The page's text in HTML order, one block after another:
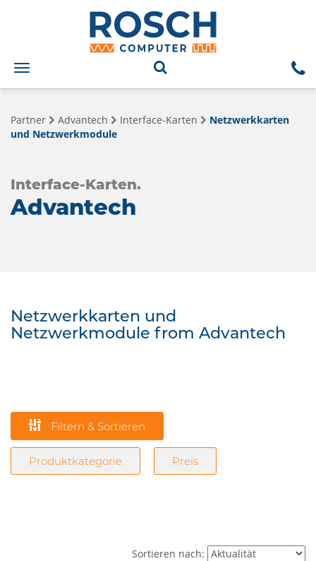
Toggle
navigation
Partner Advantech Interface-Karten
Netzwerkkarten
und Netzwerkmodule
Interface-Karten.
Advantech
Netzwerkkarten und
Netzwerkmodule from Advantech
Filtern & Sortieren
Produktkategorie Preis
Sortieren nach: